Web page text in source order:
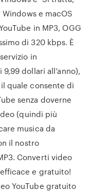
e macOS
in MP3, OGG
di 320 kbps. È
in
dollari all’anno),
quale consente di
senza doverne
(quindi più
musica da
il nostro
Converti video
e gratuito!
YouTube gratuito